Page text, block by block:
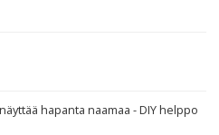
hapanta naamaa - DIY helppo